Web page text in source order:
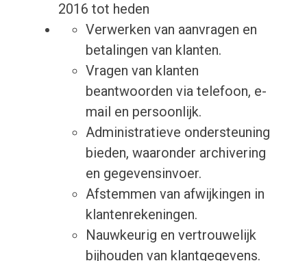
2016 tot heden
Verwerken van aanvragen en
betalingen van klanten.
Vragen van klanten
beantwoorden via telefoon, e-
mail en persoonlijk.
Administratieve ondersteuning
bieden, waaronder archivering
en gegevensinvoer.
Afstemmen van afwijkingen in
klantenrekeningen.
Nauwkeurig en vertrouwelijk
bijhouden van klantgegevens.